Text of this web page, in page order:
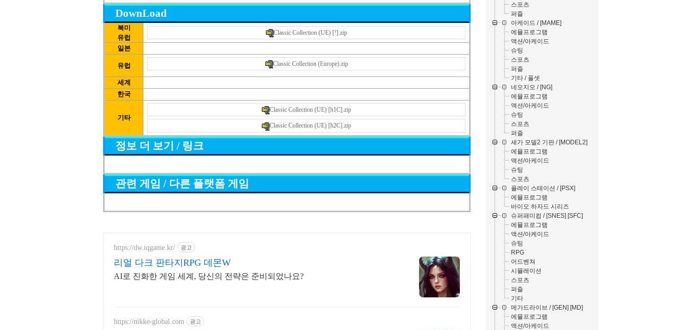
DownLoad
북미
유럽
Classic Collection (UE) [!].zip
일본
유럽 Classic Collection (Europe).zip
세계
한국
기타
Classic Collection (UE) [h1C].zip
Classic Collection (UE) [h2C].zip
정보 더 보기 / 링크
관련 게임 / 다른 플랫폼 게임
https://dw.tqgame.kr/ 광고
리얼 다크 판타지RPG 데몬W
AI로 진화한 게임 세계, 당신의 전략은 준비되었나요?
https://nikke-global.com 광고
스포츠
퍼즐
아케이드 / [MAME]
에뮬프로그램
액션/아케이드
슈팅
스포츠
퍼즐
기타 / 풀셋
네오지오 / [NG]
에뮬프로그램
액션/아케이드
슈팅
스포츠
퍼즐
세가 모델2 기판 / [MODEL2]
에뮬프로그램
액션/아케이드
슈팅
스포츠
플레이 스테이션 / [PSX]
에뮬프로그램
바이오 하자드 시리즈
슈퍼패미컴 / [SNES] [SFC]
에뮬프로그램
액션/아케이드
슈팅
RPG
어드벤쳐
시뮬레이션
스포츠
퍼즐
기타
메가드라이브 / [GEN] [MD]
에뮬프로그램
액션/아케이드